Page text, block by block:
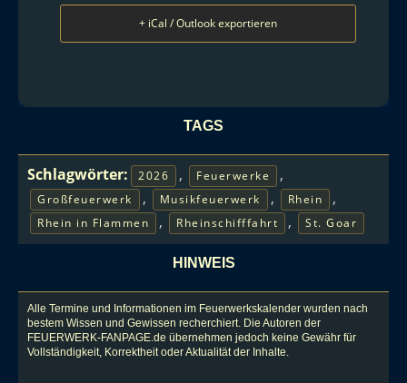
+ iCal / Outlook exportieren
TAGS
Schlagwörter: 2026 , Feuerwerke ,
Großfeuerwerk , Musikfeuerwerk , Rhein ,
Rhein in Flammen , Rheinschifffahrt , St. Goar
HINWEIS
Alle Termine und Informationen im Feuerwerkskalender wurden nach
bestem Wissen und Gewissen recherchiert. Die Autoren der
FEUERWERK-FANPAGE.de übernehmen jedoch keine Gewähr für
Vollständigkeit, Korrektheit oder Aktualität der Inhalte.